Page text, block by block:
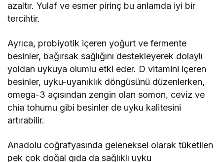
azaltır. Yulaf ve esmer pirinç bu anlamda iyi bir
tercihtir.
Ayrıca, probiyotik içeren yoğurt ve fermente
besinler, bağırsak sağlığını destekleyerek dolaylı
yoldan uykuya olumlu etki eder. D vitamini içeren
besinler, uyku-uyanıklık döngüsünü düzenlerken,
omega-3 açısından zengin olan somon, ceviz ve
chia tohumu gibi besinler de uyku kalitesini
artırabilir.
Anadolu coğrafyasında geleneksel olarak tüketilen
pek çok doğal gıda da sağlıklı uyku